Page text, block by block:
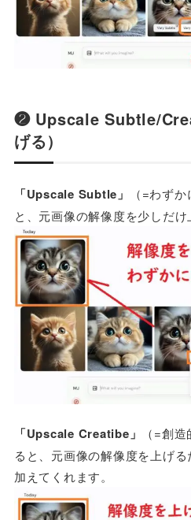
❷ Upscale Subtle/
げる）
「Upscale Subtle」
（=わず
と、元画像の解像度を少しだけ
「Upscale Creatibe」
（=創
ると、元画像の解像度を上げ
加えてくれます。